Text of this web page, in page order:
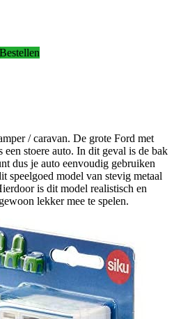
Bestellen
/ caravan. De grote Ford met
stoere auto. In dit geval is de bak
dus je auto eenvoudig gebruiken
speelgoed model van stevig metaal
is dit model realistisch en
lekker mee te spelen.